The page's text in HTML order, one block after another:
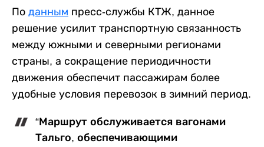
По данным пресс-службы КТЖ, данное
решение усилит транспортную связанность
между южными и северными регионами
страны, а сокращение периодичности
движения обеспечит пассажирам более
удобные условия перевозок в зимний период.
“Маршрут обслуживается вагонами
Тальго, обеспечивающими